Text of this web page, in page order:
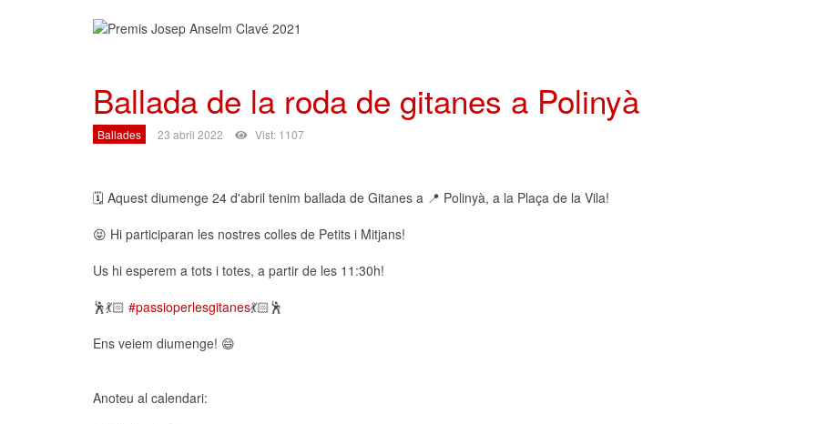
Ballada de la roda de gitanes a Polinyà
Ballades 23 abril 2022 Vist: 1107
🗓 Aquest diumenge 24 d'abril tenim ballada de Gitanes a 📍 Polinyà, a la Plaça de la Vila!
😝 Hi participaran les nostres colles de Petits i Mitjans!
Us hi esperem a tots i totes, a partir de les 11:30h!
🕺💃🏻 #passioperlesgitanes💃🏻🕺
Ens veiem diumenge! 😄
Anoteu al calendari: